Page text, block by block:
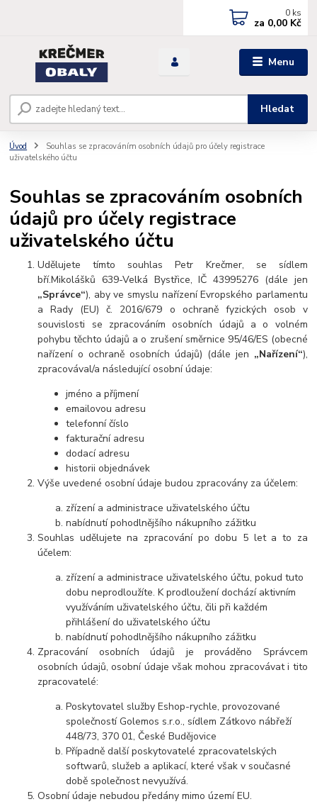
Menu
Hledat
0 ks
za 0,00 Kč
Úvod
Souhlas se zpracováním osobních údajů pro účely registrace
uživatelského účtu
Souhlas se zpracováním osobních
údajů pro účely registrace
uživatelského účtu
Udělujete tímto souhlas Petr Krečmer, se sídlem
bří.Mikolášků 639-Velká Bystřice, IČ 43995276 (dále jen
„Správce“), aby ve smyslu nařízení Evropského parlamentu
a Rady (EU) č. 2016/679 o ochraně fyzických osob v
souvislosti se zpracováním osobních údajů a o volném
pohybu těchto údajů a o zrušení směrnice 95/46/ES (obecné
nařízení o ochraně osobních údajů) (dále jen „Nařízení“),
zpracovával/a následující osobní údaje:
jméno a příjmení
emailovou adresu
telefonní číslo
fakturační adresu
dodací adresu
historii objednávek
Výše uvedené osobní údaje budou zpracovány za účelem:
zřízení a administrace uživatelského účtu
nabídnutí pohodlnějšího nákupního zážitku
Souhlas udělujete na zpracování po dobu 5 leta to za
účelem:
zřízení a administrace uživatelského účtu, pokud tuto
dobu neprodloužíte. K prodloužení dochází aktivním
využíváním uživatelského účtu, čili při každém
přihlášení do uživatelského účtu
nabídnutí pohodlnějšího nákupního zážitku
Zpracování osobních údajů je prováděno Správcem
osobních údajů, osobní údaje však mohou zpracovávat i tito
zpracovatelé:
Poskytovatel služby Eshop-rychle, provozované
společností Golemos s.r.o., sídlem Zátkovo nábřeží
448/73, 370 01, České Budějovice
Případně další poskytovatelé zpracovatelských
softwarů, služeb a aplikací, které však v současné
době společnost nevyužívá.
Osobní údajenebudoupředány mimo území EU.